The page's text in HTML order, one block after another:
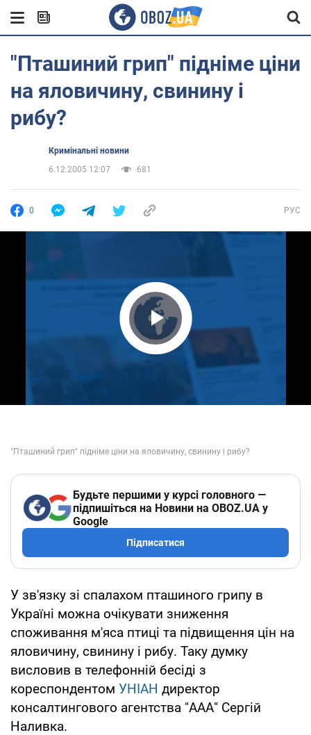
"Пташиний грип" підніме ціни
на яловичину, свинину і
рибу?
Кримінальні новини
6.12.2005 12:07
681
0 РУС
Play Video
Будьте першими у курсі головного —
підпишіться на Новини на OBOZ.UA у
Google
Підписатися
У зв'язку зі спалахом пташиного грипу в
Україні можна очікувати зниження
споживання м'яса птиці та підвищення цін на
яловичину, свинину і рибу. Таку думку
висловив в телефонній бесіді з
кореспондентом УНІАН директор
консалтингового агентства "ААА" Сергій
Наливка.